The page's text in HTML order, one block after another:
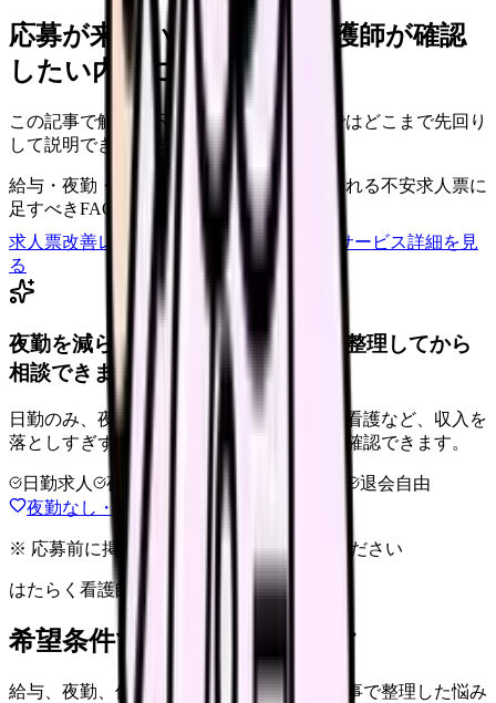
応募が来ない求人票を、看護師が確認
したい内容に直せます
この記事で触れた不安を、自院の求人票ではどこまで先回り
して説明できていますか？
給与・夜勤・休日の見せ方 応募前に離脱される不安求人票に
足すべきFAQ
求人票改善レビューの見積もりを依頼
サービス詳細を見
る
夜勤を減らせる職場タイプを、先に整理してから
相談できます。
日勤のみ、夜勤少なめ、クリニック、訪問看護など、収入を
落としすぎずに夜勤負担を下げる選択肢を確認できます。
日勤求人 夜勤回数を相談 LINE相談OK
退会自由
夜勤なし・日勤求人の探し方を見る
※ 応募前に掲載元の最新情報を確認してください
はたらく看護師さん 求人
希望条件で看護師求人を探す
給与、夜勤、休み、ブランクなど、この記事で整理した悩み